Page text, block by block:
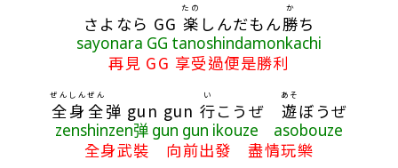
さよなら GG 楽
たの
しんだもん勝
か
ち
sayonara GG tanoshindamonkachi
再見 GG 享受過便是勝利
全身
ぜんしん
全
ぜん
弹 gun gun 行
い
こうぜ 遊
あそ
ぼうぜ
zenshinzen弹 gun gun ikouze asobouze
全身武裝 向前出發 盡情玩樂